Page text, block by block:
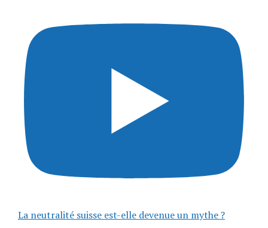
La neutralité suisse est-elle devenue un mythe ?